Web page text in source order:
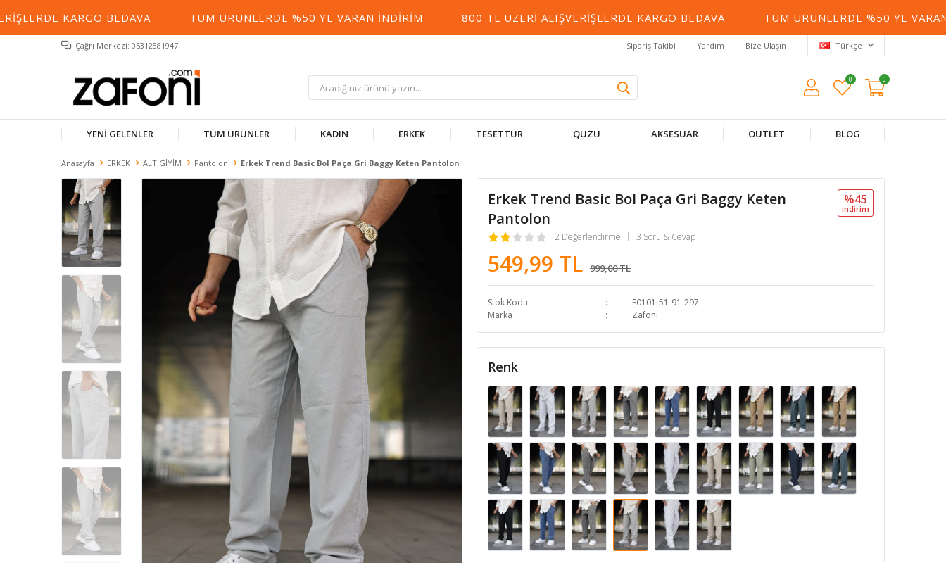
KARGO BEDAVA TÜM ÜRÜNLERDE %50 YE VARAN İNDIRIM 800 TL ÜZERI ALIŞVERIŞLERDE KARGO BEDAVA TÜM ÜRÜNLERDE %50 YE VARAN
Çağrı Merkezi: 05312881947 Sipariş Takibi Yardım Bize Ulaşın Türkçe
0 0
YENİ GELENLER TÜM ÜRÜNLER KADIN ERKEK TESETTÜR QUZU AKSESUAR OUTLET BLOG
Anasayfa ERKEK ALT GİYİM Pantolon Erkek Trend Basic Bol Paça Gri Baggy Keten Pantolon
Erkek Trend Basic Bol Paça Gri Baggy Keten
Pantolon
2 Değerlendirme 3 Soru & Cevap
549,99 TL 999,00 TL
%45
i̇ndi̇ri̇m
Stok Kodu
E0101-51-91-297
Marka
Zafoni
Renk